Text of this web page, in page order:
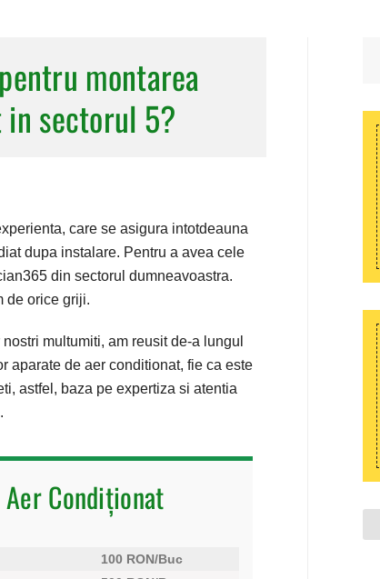
Ilfov
montarea
sectorul 5?
care se asigura intotdeauna
dupa instalare. Pentru a avea cele
din sectorul dumneavoastra.
de orice griji.
multumiti, am reusit de-a lungul
aparate de aer conditionat, fie ca este
astfel, baza pe expertiza si atentia
Condiționat
100 RON/Buc